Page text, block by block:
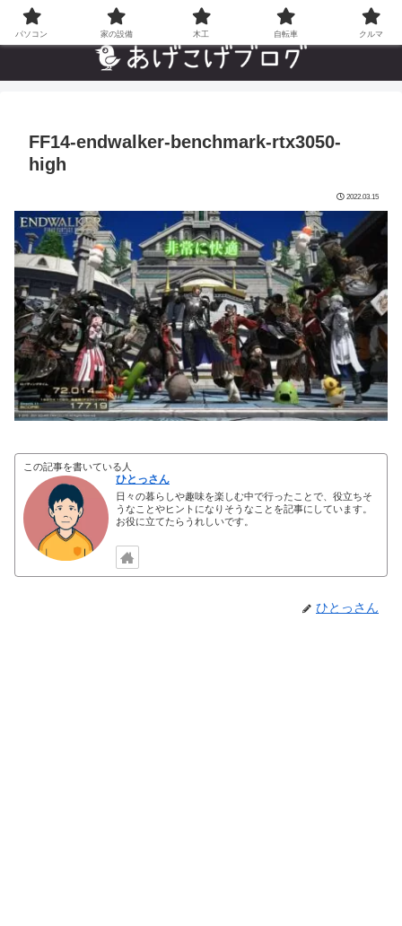
自分でやった”あんなことやこんなこと”の趣味ブログ
FF14-endwalker-benchmark-rtx3050-
high
2022.03.15
この記事を書いている人
ひとっさん
日々の暮らしや趣味を楽しむ中で行ったことで、役立ちそ
うなことやヒントになりそうなことを記事にしています。
お役に立てたらうれしいです。
ひとっさん
パソコン 家の設備 木工 自転車 クルマ